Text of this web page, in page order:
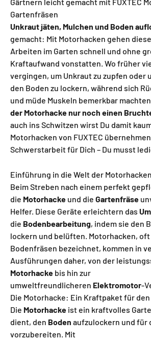
Gartenfräsen
Unkraut jäten, Mulchen und Boden
gemacht: Mit Motorhacken gehen
Arbeiten im Garten schnell und ohne
Kraftaufwand vonstatten. Wo früher
vergingen, um Unkraut zu zupfen oder
den Boden zu lockern, während sich
und müde Muskeln bemerkbar
der Motorhacke nur noch einen
auch ins Schwitzen wirst Du damit
Motorhacken von FUXTEC
Schwerstarbeit für Dich – Du musst
Einführung in die Welt der
Beim Streben nach einem perfekt
die Motorhacke und die Gartenfräse
Helfer. Diese Geräte erleichtern das
die Bodenbearbeitung, indem sie den
lockern und belüften. Motorhacken, oft
Bodenfräsen bezeichnet, kommen in
Ausführungen daher, von der
Motorhacke bis hin zur
umweltfreundlicheren Elektromotor-
Die Motorhacke: Ein Kraftpaket für den
Die Motorhacke ist ein kraftvolles
dient, den Boden aufzulockern und für
vorzubereiten. Mit